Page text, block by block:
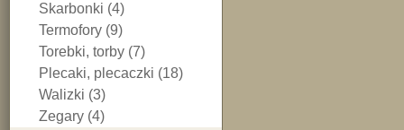
Skarbonki (4)
Termofory (9)
Torebki, torby (7)
Plecaki, plecaczki (18)
Walizki (3)
Zegary (4)